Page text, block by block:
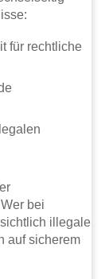
für rechtliche
bei
illegale
auf sicherem